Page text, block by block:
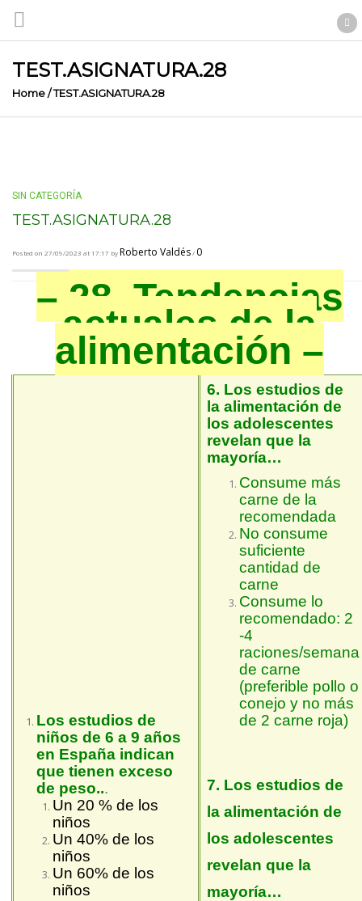
TEST.ASIGNATURA.28
Home/TEST.ASIGNATURA.28
SIN CATEGORÍA
TEST.ASIGNATURA.28
Posted on 27/09/2023 at 17:17 byRoberto Valdés/ 0
– 28. Tendencias
actuales de la
alimentación –
Los estudios de
niños de 6 a 9 años
en España indican
que tienen exceso
de peso...
Un 20 % de los
niños
Un 40% de los
niños
Un 60% de los
niños
6. Los estudios de
la alimentación de
los adolescentes
revelan que la
mayoría…
Consume más
carne de la
recomendada
No consume
suficiente
cantidad de
carne
Consume lo
recomendado: 2
-4
raciones/semana
de carne
(preferible pollo o
conejo y no más
de 2 carne roja)
7. Los estudios de
la alimentación de
los adolescentes
revelan que la
mayoría…